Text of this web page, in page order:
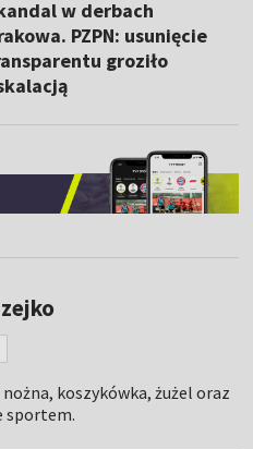
w derbach
PZPN: usunięcie
groziło
nożna, koszykówka, żużel oraz
sportem.